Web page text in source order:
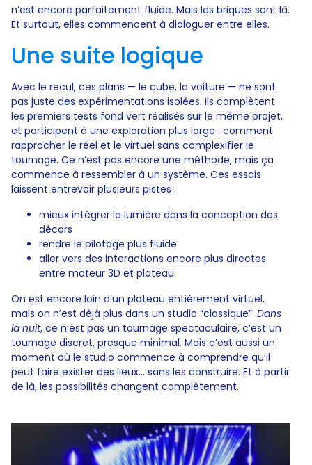
n’est encore parfaitement fluide. Mais les briques sont là.
Et surtout, elles commencent à dialoguer entre elles.
Une suite logique
Avec le recul, ces plans — le cube, la voiture — ne sont
pas juste des expérimentations isolées. Ils complètent
les premiers tests fond vert réalisés sur le même projet,
et participent à une exploration plus large : comment
rapprocher le réel et le virtuel sans complexifier le
tournage. Ce n’est pas encore une méthode, mais ça
commence à ressembler à un système. Ces essais
laissent entrevoir plusieurs pistes :
mieux intégrer la lumière dans la conception des
décors
rendre le pilotage plus fluide
aller vers des interactions encore plus directes
entre moteur 3D et plateau
On est encore loin d’un plateau entièrement virtuel,
mais on n’est déjà plus dans un studio “classique”. Dans
la nuit, ce n’est pas un tournage spectaculaire, c’est un
tournage discret, presque minimal. Mais c’est aussi un
moment où le studio commence à comprendre qu’il
peut faire exister des lieux… sans les construire. Et à partir
de là, les possibilités changent complètement.